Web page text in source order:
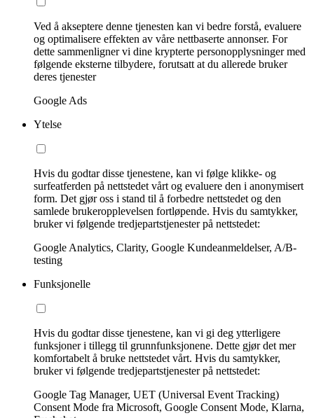
Ved å akseptere denne tjenesten kan vi bedre forstå, evaluere
og optimalisere effekten av våre nettbaserte annonser. For
dette sammenligner vi dine krypterte personopplysninger med
følgende eksterne tilbydere, forutsatt at du allerede bruker
deres tjenester
Google Ads
Ytelse
Hvis du godtar disse tjenestene, kan vi følge klikke- og
surfeatferden på nettstedet vårt og evaluere den i anonymisert
form. Det gjør oss i stand til å forbedre nettstedet og den
samlede brukeropplevelsen fortløpende. Hvis du samtykker,
bruker vi følgende tredjepartstjenester på nettstedet:
Google Analytics, Clarity, Google Kundeanmeldelser, A/B-
testing
Funksjonelle
Hvis du godtar disse tjenestene, kan vi gi deg ytterligere
funksjoner i tillegg til grunnfunksjonene. Dette gjør det mer
komfortabelt å bruke nettstedet vårt. Hvis du samtykker,
bruker vi følgende tredjepartstjenester på nettstedet:
Google Tag Manager, UET (Universal Event Tracking)
Consent Mode fra Microsoft, Google Consent Mode, Klarna,